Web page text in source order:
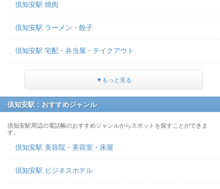
倶知安駅 焼肉
倶知安駅 ラーメン・餃子
倶知安駅 宅配・弁当屋・テイクアウト
▼もっと見る
倶知安駅：おすすめジャンル
倶知安駅周辺の電話帳のおすすめジャンルからスポットを探すことができま
す。
倶知安駅 美容院・美容室・床屋
倶知安駅 ビジネスホテル